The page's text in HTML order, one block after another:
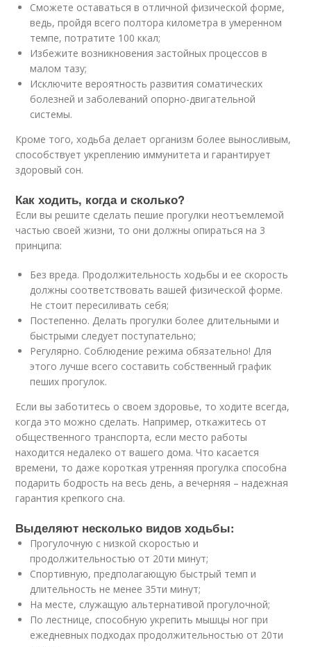
Сможете оставаться в отличной физической форме,
ведь, пройдя всего полтора километра в умеренном
темпе, потратите 100 ккал;
Избежите возникновения застойных процессов в
малом тазу;
Исключите вероятность развития соматических
болезней и заболеваний опорно-двигательной
системы.
Кроме того, ходьба делает организм более выносливым,
способствует укреплению иммунитета и гарантирует
здоровый сон.
Как ходить, когда и сколько?
Если вы решите сделать пешие прогулки неотъемлемой
частью своей жизни, то они должны опираться на 3
принципа:
Без вреда. Продолжительность ходьбы и ее скорость
должны соответствовать вашей физической форме.
Не стоит пересиливать себя;
Постепенно. Делать прогулки более длительными и
быстрыми следует поступательно;
Регулярно. Соблюдение режима обязательно! Для
этого лучше всего составить собственный график
пеших прогулок.
Если вы заботитесь о своем здоровье, то ходите всегда,
когда это можно сделать. Например, откажитесь от
общественного транспорта, если место работы
находится недалеко от вашего дома. Что касается
времени, то даже короткая утренняя прогулка способна
подарить бодрость на весь день, а вечерняя – надежная
гарантия крепкого сна.
Выделяют несколько видов ходьбы:
Прогулочную с низкой скоростью и
продолжительностью от 20ти минут;
Спортивную, предполагающую быстрый темп и
длительность не менее 35ти минут;
На месте, служащую альтернативой прогулочной;
По лестнице, способную укрепить мышцы ног при
ежедневных подходах продолжительностью от 20ти